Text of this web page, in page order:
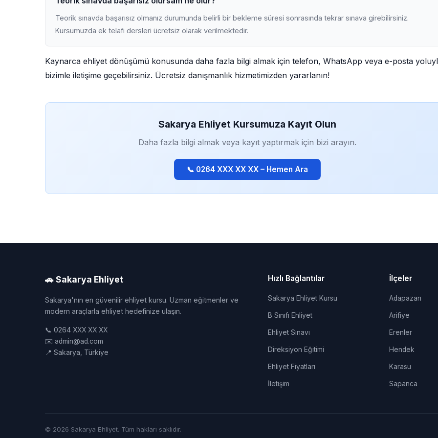
Teorik sınavda başarısız olmanız durumunda belirli bir bekleme süresi sonrasında tekrar sınava girebilirsiniz.
Kursumuzda ek telafi dersleri ücretsiz olarak verilmektedir.
Kaynarca ehliyet dönüşümü konusunda daha fazla bilgi almak için telefon, WhatsApp veya e-posta
bizimle iletişime geçebilirsiniz. Ücretsiz danışmanlık hizmetimizden yararlanın!
Sakarya Ehliyet Kursumuza Kayıt Olun
Daha fazla bilgi almak veya kayıt yaptırmak için bizi arayın.
📞 0264 XXX XX XX – Hemen Ara
🚗 Sakarya Ehliyet
Sakarya'nın en güvenilir ehliyet kursu. Uzman eğitmenler ve
modern araçlarla ehliyet hedefinize ulaşın.
📞 0264 XXX XX XX
✉️ admin@ad.com
📍 Sakarya, Türkiye
Hızlı Bağlantılar
Sakarya Ehliyet Kursu
B Sınıfı Ehliyet
Ehliyet Sınavı
Direksiyon Eğitimi
Ehliyet Fiyatları
İletişim
İlçeler
Adapazarı
Arifiye
Erenler
Hendek
Karasu
Sapanca
© 2026 Sakarya Ehliyet. Tüm hakları saklıdır.